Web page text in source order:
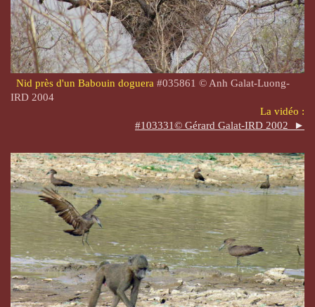
Nid près d'un Babouin doguera #035861 © Anh Galat-Luong-
IRD 2004
La vidéo :
#103331© Gérard Galat-IRD 2002 ►